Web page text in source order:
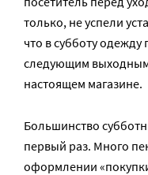
только, не успели
что в субботу
следующим
настоящем магазине.
Большинство
первый раз. Много
оформлении